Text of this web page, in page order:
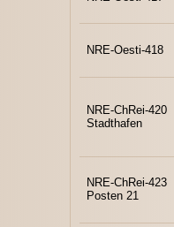
NRE-Oesti-418
NRE-ChRei-420
Stadthafen
NRE-ChRei-423
Posten 21